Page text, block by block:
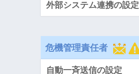
外部システム連携の設定
危機管理責任者
自動一斉送信の設定